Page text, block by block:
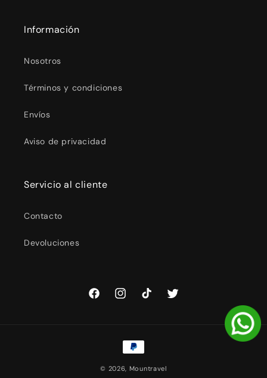
Información
Nosotros
Términos y condiciones
Envíos
Aviso de privacidad
Servicio al cliente
Contacto
Devoluciones
FacebookInstagramTikTok Twitter
Formas
de
pago
© 2026, Mountravel